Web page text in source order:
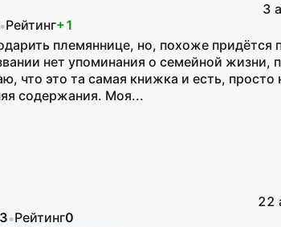
3
•Рейтинг+1
племяннице, но, похоже придётся
нет упоминания о семейной жизни,
что это та самая книжка и есть, просто
содержания. Моя...
22
•Рейтинг0